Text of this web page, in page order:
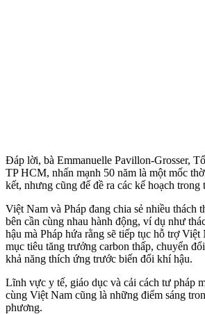
Đáp lời, bà Emmanuelle Pavillon-Grosser,
TP HCM, nhấn mạnh 50 năm là một mốc
kết, nhưng cũng để đề ra các kế hoạch trong
Việt Nam và Pháp đang chia sẻ nhiều thách
bên cần cùng nhau hành động, ví dụ như
hậu mà Pháp hứa rằng sẽ tiếp tục hỗ trợ Việt
mục tiêu tăng trưởng carbon thấp, chuyển
khả năng thích ứng trước biến đổi khí hậu.
Lĩnh vực y tế, giáo dục và cải cách tư pháp
cùng Việt Nam cũng là những điểm sáng
phương.